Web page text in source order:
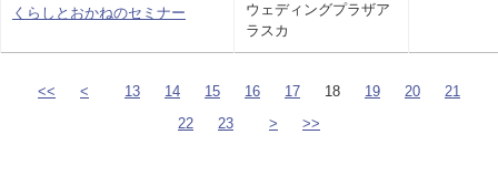
くらしとおかねのセミナー
ウェディングプラザア
ラスカ
<< < 13 14 15 16 17 18 19 20
21
22
23 > >>